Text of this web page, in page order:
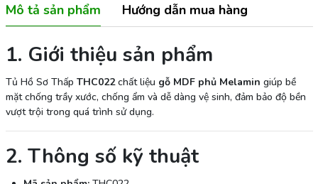
Mô tả sản phẩm Hướng dẫn mua hàng
1. Giới thiệu sản phẩm
Tủ Hồ Sơ Thấp THC022chất liệu gỗ MDF phủ Melamin giúp bề
mặt chống trầy xước, chống ẩm và dễ dàng vệ sinh, đảm bảo độ bền
vượt trội trong quá trình sử dụng.
2. Thông số kỹ thuật